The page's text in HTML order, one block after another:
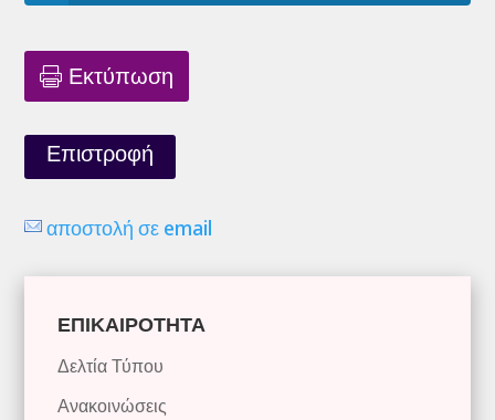
Εκτύπωση
Επιστροφή
αποστολή σε email
ΕΠΙΚΑΙΡΟΤΗΤΑ
Δελτία Τύπου
Ανακοινώσεις